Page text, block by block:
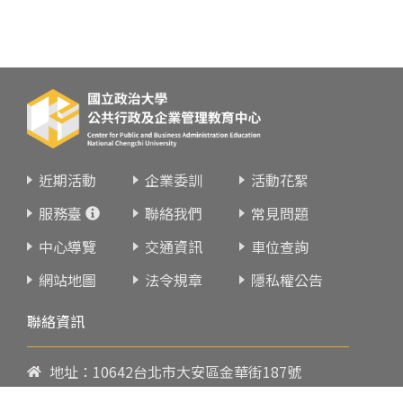
近期活動 企業委訓
活動花絮
服務臺
聯絡我們
常見問題
中心導覽
交通資訊
車位查詢
網站地圖
法令規章
隱私權公告
聯絡資訊
地址：10642台北市大安區金華街187號